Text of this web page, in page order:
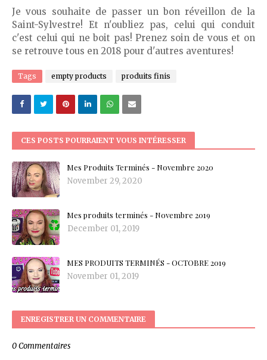
Je vous souhaite de passer un bon réveillon de la
Saint-Sylvestre! Et n'oubliez pas, celui qui conduit
c'est celui qui ne boit pas! Prenez soin de vous et on
se retrouve tous en 2018 pour d'autres aventures!
Tags empty products produits finis
CES POSTS POURRAIENT VOUS INTÉRESSER
Mes Produits Terminés - Novembre 2020
November 29, 2020
Mes produits terminés - Novembre 2019
December 01, 2019
MES PRODUITS TERMINÉS - OCTOBRE 2019
November 01, 2019
ENREGISTRER UN COMMENTAIRE
0 Commentaires